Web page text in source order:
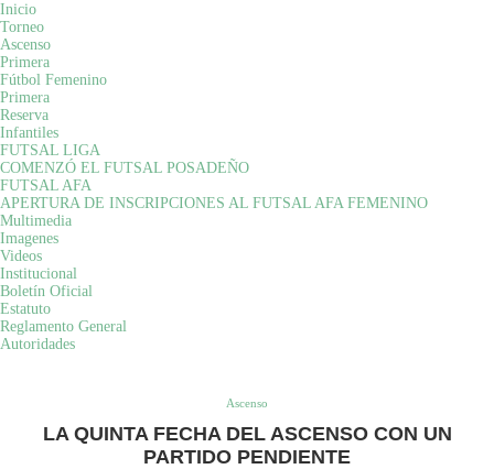
Inicio
Torneo
Ascenso
Primera
Fútbol Femenino
Primera
Reserva
Infantiles
FUTSAL LIGA
COMENZÓ EL FUTSAL POSADEÑO
FUTSAL AFA
APERTURA DE INSCRIPCIONES AL FUTSAL AFA FEMENINO
Multimedia
Imagenes
Videos
Institucional
Boletín Oficial
Estatuto
Reglamento General
Autoridades
Home
Ascenso
LA QUINTA FECHA DEL ASCENSO CON UN
PARTIDO PENDIENTE